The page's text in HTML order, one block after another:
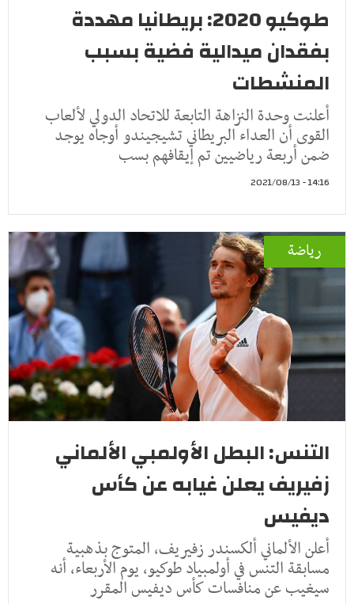
طوكيو 2020: بريطانيا مهددة
بفقدان ميدالية فضية بسبب
المنشطات
أعلنت وحدة النزاهة التابعة للاتحاد الدولي لألعاب
القوى أن العداء البريطاني تشيجيندو أوجاه يوجد
ضمن أربعة رياضيين تم إيقافهم بسب
14:16 - 2021/08/13
رياضة
التنس: البطل الأولمبي الألماني
زفيريف يعلن غيابه عن كأس
ديفيس
أعلن الألماني ألكسندر زفيريف، المتوج بذهبية
مسابقة التنس في أولمبياد طوكيو، يوم الأربعاء، أنه
سيغيب عن منافسات كأس ديفيس المقرر